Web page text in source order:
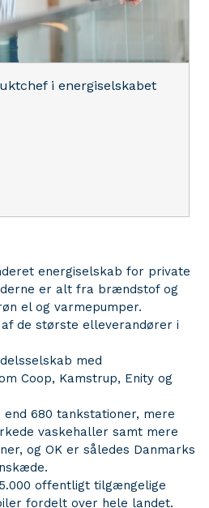
i energiselskabet
energiselskab for private
er alt fra brændstof og
el og varmepumper.
af de største elleverandører i
med
Coop, Kamstrup, Enity og
680 tankstationer, mere
vaskehaller samt mere
og OK er således Danmarks
offentligt tilgængelige
fordelt over hele landet.